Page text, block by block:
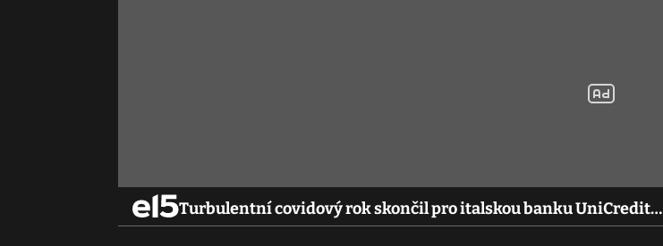
Turbulentní covidový rok skončil pro italskou banku UniCredit…